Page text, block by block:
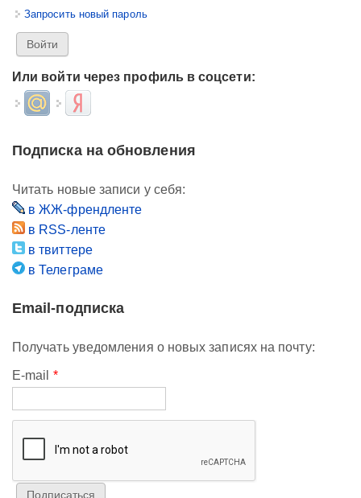
Запросить новый пароль
Или войти через профиль в соцсети:
Login with Mail.ruLogin with Яндекс
Подписка на обновления
Читать новые записи у себя:
в ЖЖ-френдленте
в RSS-ленте
в твиттере
в Телеграме
Email-подписка
Получать уведомления о новых записях на почту:
E-mail *